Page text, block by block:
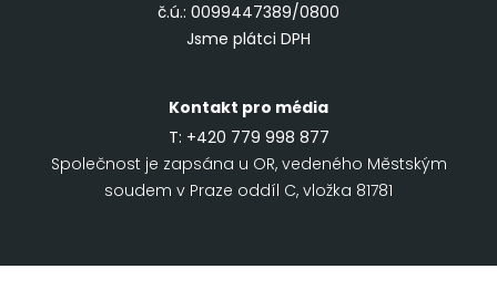
č.ú.: 0099447389/0800
Jsme plátci DPH
Kontakt pro média
T: +420 779 998 877
Společnost je zapsána u OR, vedeného Městským
soudem v Praze oddíl C, vložka 81781